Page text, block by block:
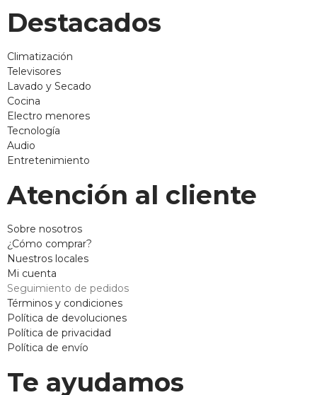
Destacados
Climatización
Televisores
Lavado y Secado
Cocina
Electro menores
Tecnología
Audio
Entretenimiento
Atención al cliente
Sobre nosotros
¿Cómo comprar?
Nuestros locales
Mi cuenta
Seguimiento de pedidos
Términos y condiciones
Política de devoluciones
Política de privacidad
Política de envío
Te ayudamos